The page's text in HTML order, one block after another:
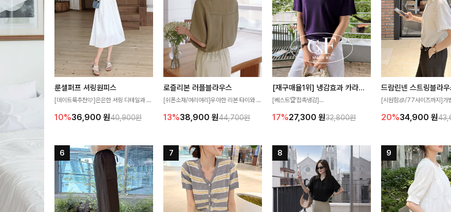
룬셀퍼프 셔링원피스
[데이트룩추천🩷]은은한 셔링 디테일과 퍼
성해주는 원피스🤍 허리 스모크 밴딩이 슬
즐기기 좋아요
10%36,900 원40,900원
로즐리본 러플블라우스
[쉬폰소재/여리여리]우아한 리본 타이와 자
분위기를 더해주는 블라우스 🤎 하늘하늘
좋아요
13%38,900 원44,700원
[재구매율1위] 냉감효과 카라니트
[베스트🏆접촉냉감]
고 가벼운 소재감으로 여름에도 시원하게
17%27,300 원32,800원
드람린넨 스트링블라
[시원함🧊/77사이즈까지]가
없는 슬릿 카라 디자인이 얼굴
20%34,900 원